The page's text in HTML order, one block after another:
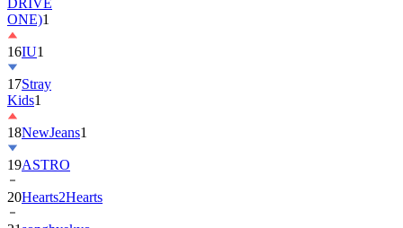
16IU1
17Stray
Kids
18NewJeans
19ASTRO
20Hearts2Hearts
21songhyekyo